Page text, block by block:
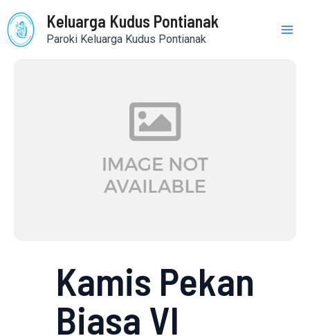
to
content
Keluarga Kudus Pontianak
Paroki Keluarga Kudus Pontianak
Kamis Pekan
Biasa VI